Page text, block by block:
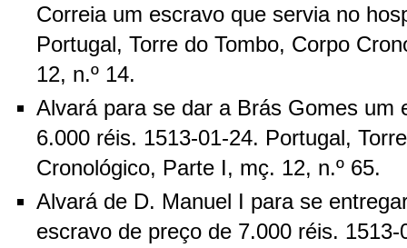
Correia um escravo que servia no
Portugal, Torre do Tombo, Corpo
12, n.º 14.
Alvará para se dar a Brás Gomes um
6.000 réis. 1513-01-24. Portugal,
Cronológico, Parte I, mç. 12, n.º 65.
Alvará de D. Manuel I para se
escravo de preço de 7.000 réis.